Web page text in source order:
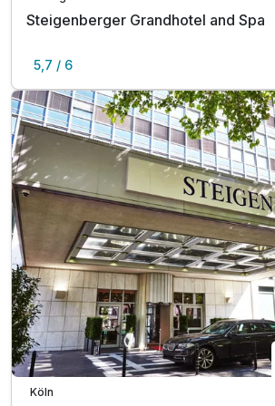
Steigenberger Grandhotel and Spa
5,7 / 6
Köln